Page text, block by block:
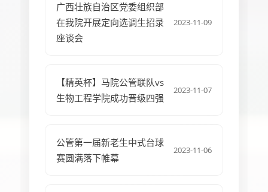
广西壮族自治区党委组织部
在我院开展定向选调生招录
座谈会
2023-11-09
【精英杯】马院公管联队vs
生物工程学院成功晋级四强
2023-11-07
公管第一届新老生中式台球
赛圆满落下帷幕
2023-11-06